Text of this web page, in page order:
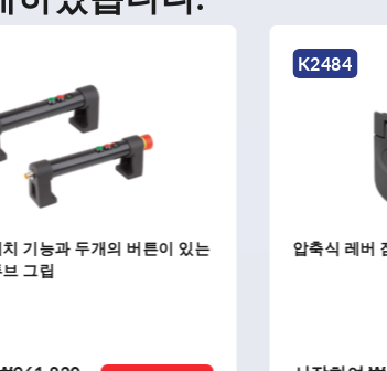
있는
압축식 레버 잠금장치, 아연, 반원형